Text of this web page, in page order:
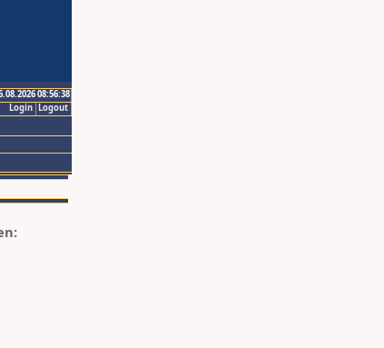
08:56:38
Logout
Login